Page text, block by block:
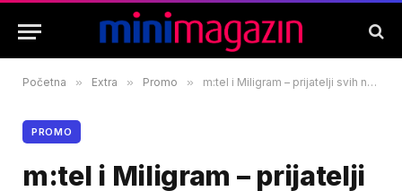
Početna » Extra » Promo » m:tel i Miligram – prijatelji svih nas: Veliki koncerti u Banjaluci, Zenici i Beogradu kao gest humanosti
PROMO
m:tel i Miligram – prijatelji